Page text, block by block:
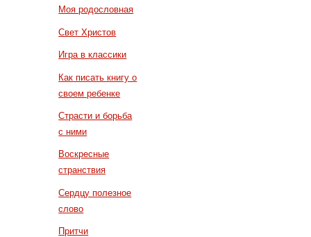
Моя родословная
Свет Христов
Игра в классики
Как писать книгу о
своем ребенке
Страсти и борьба
с ними
Воскресные
странствия
Сердцу полезное
слово
Притчи